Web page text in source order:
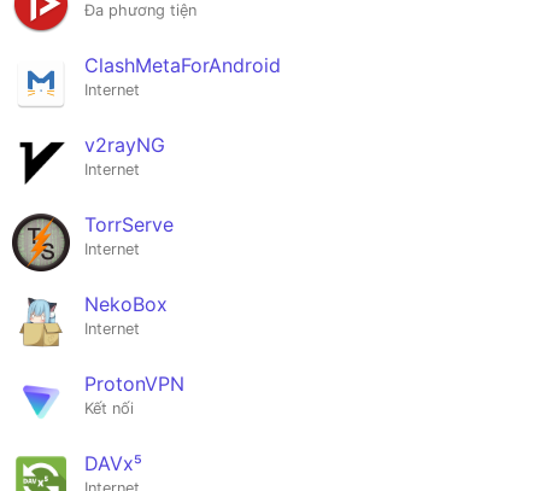
Đa phương tiện
ClashMetaForAndroid
Internet
v2rayNG
Internet
TorrServe
Internet
NekoBox
Internet
ProtonVPN
Kết nối
DAVx⁵